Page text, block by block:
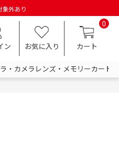
外あり
ン お気に入り
0
カート
・カメラレンズ・メモリーカード